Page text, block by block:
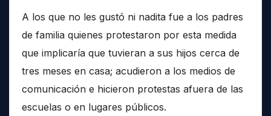
A los que no les gustó ni nadita fue a los padres
de familia quienes protestaron por esta medida
que implicaría que tuvieran a sus hijos cerca de
tres meses en casa; acudieron a los medios de
comunicación e hicieron protestas afuera de las
escuelas o en lugares públicos.